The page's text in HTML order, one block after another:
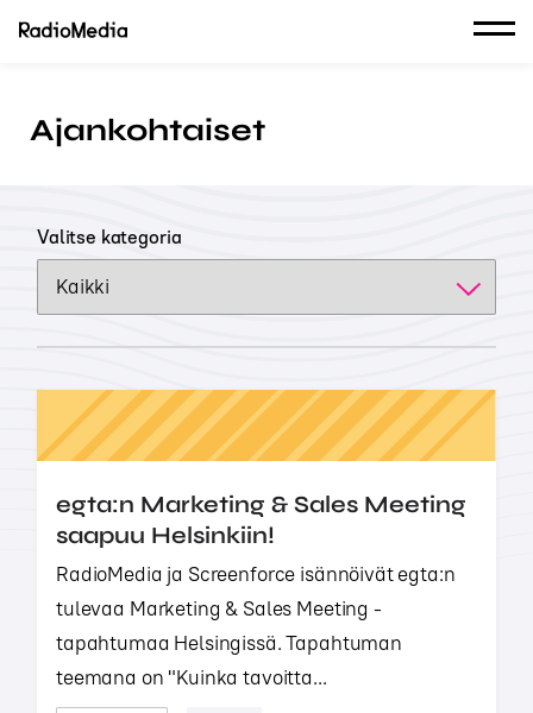
Ajankohtaiset
Valitse kategoria
egta:n Marketing & Sales Meeting
saapuu Helsinkiin!
RadioMedia ja Screenforce isännöivät egta:n
tulevaa Marketing & Sales Meeting -
tapahtumaa Helsingissä. Tapahtuman
teemana on "Kuinka tavoitta...